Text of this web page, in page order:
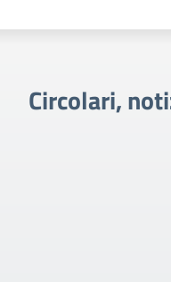
Circolari,